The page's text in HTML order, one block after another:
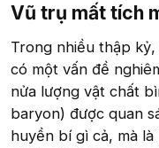
Vũ trụ mất tích
Trong nhiều thập
có một vấn đề
nửa lượng vật chất
baryon) được quan
huyền bí gì cả, mà